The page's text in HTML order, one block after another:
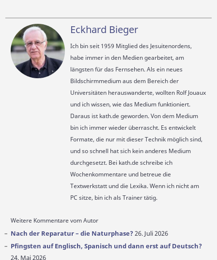
Eckhard Bieger
Ich bin seit 1959 Mitglied des Jesuitenordens,
habe immer in den Medien gearbeitet, am
längsten für das Fernsehen. Als ein neues
Bildschirmmedium aus dem Bereich der
Universitäten herauswanderte, wollten Rolf Jouaux
und ich wissen, wie das Medium funktioniert.
Daraus ist kath.de geworden. Von dem Medium
bin ich immer wieder überrascht. Es entwickelt
Formate, die nur mit dieser Technik möglich sind,
und so schnell hat sich kein anderes Medium
durchgesetzt. Bei kath.de schreibe ich
Wochenkommentare und betreue die
Textwerkstatt und die Lexika. Wenn ich nicht am
PC sitze, bin ich als Trainer tätig.
Weitere Kommentare vom Autor
Nach der Reparatur – die Naturphase?26. Juli 2026
Pfingsten auf Englisch, Spanisch und dann erst auf Deutsch?
24. Mai 2026